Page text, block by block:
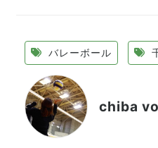
バレーボール
chiba